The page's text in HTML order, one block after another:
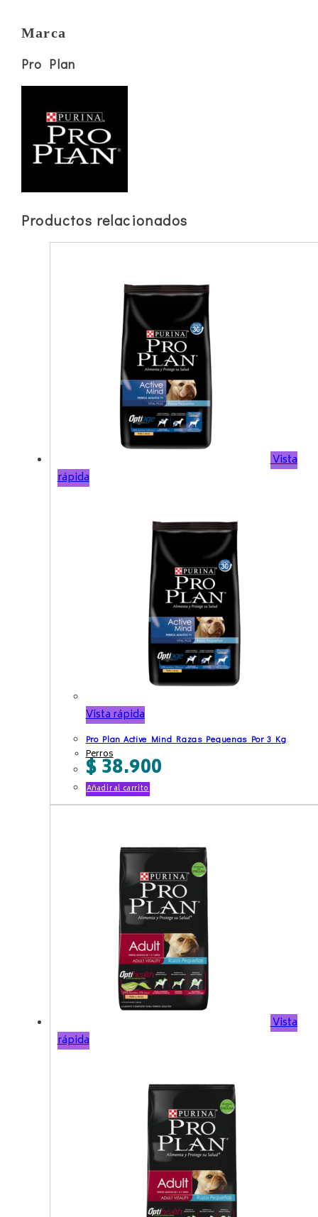
Marca
Pro Plan
Productos relacionados
Vista
rápida
Vista rápida
Pro Plan Active Mind Razas Pequenas Por 3 Kg
Perros
$38.900
Añadir al carrito
Vista
rápida